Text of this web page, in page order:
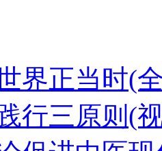
界正当时(
行三原则(